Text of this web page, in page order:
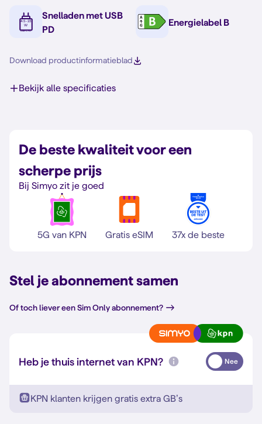
Snelladen met USB
PD
Energielabel B
Download productinformatieblad
Bekijk alle specificaties
De beste kwaliteit voor een
scherpe prijs
Bij Simyo zit je goed
5G van KPN Gratis eSIM 37x de beste
Stel je abonnement samen
Of toch liever een Sim Only abonnement?
Heb je thuis internet van KPN? Nee
KPN klanten krijgen gratis extra GB’s